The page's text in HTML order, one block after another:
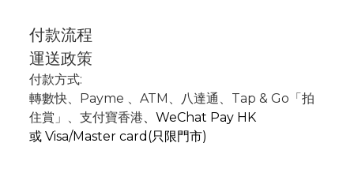
付款流程
運送政策
付款方式:
轉數快、Payme 、 ATM 、
八達通、Tap & Go「拍
住賞」 、支付寶香港、 WeChat Pay HK
或 Visa/Master card(只限門市)